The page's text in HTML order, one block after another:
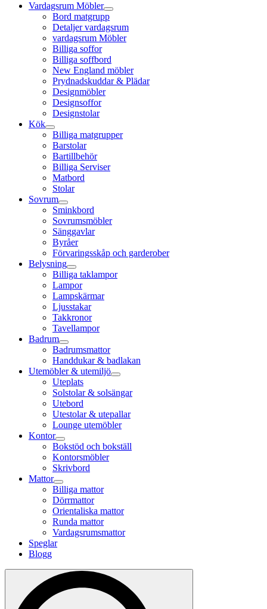
Vardagsrum Möbler
Bord matgrupp
Detaljer vardagsrum
vardagsrum Möbler
Billiga soffor
Billiga soffbord
New England möbler
Prydnadskuddar & Plädar
Designmöbler
Designsoffor
Designstolar
Kök
Billiga matgrupper
Barstolar
Bartillbehör
Billiga Serviser
Matbord
Stolar
Sovrum
Sminkbord
Sovrumsmöbler
Sänggavlar
Byråer
Förvaringsskåp och garderober
Belysning
Billiga taklampor
Lampor
Lampskärmar
Ljusstakar
Takkronor
Tavellampor
Badrum
Badrumsmattor
Handdukar & badlakan
Utemöbler & utemiljö
Uteplats
Solstolar & solsängar
Utebord
Utestolar & utepallar
Lounge utemöbler
Kontor
Bokstöd och bokställ
Kontorsmöbler
Skrivbord
Mattor
Billiga mattor
Dörrmattor
Orientaliska mattor
Runda mattor
Vardagsrumsmattor
Speglar
Blogg